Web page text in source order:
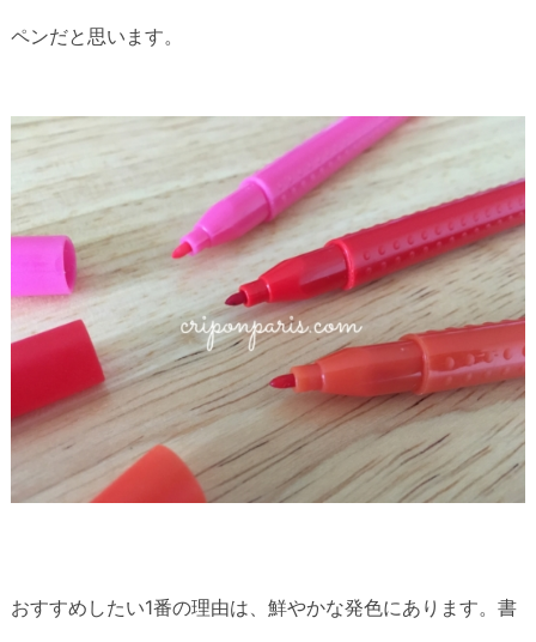
ペンだと思います。
おすすめしたい1番の理由は、鮮やかな発色にあります。書